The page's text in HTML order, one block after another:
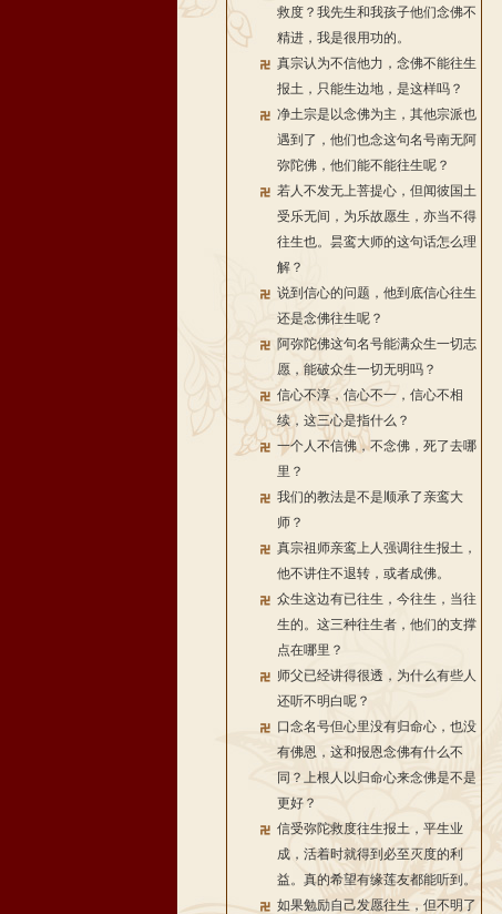
救度？我先生和我孩子他们念佛不
精进，我是很用功的。
真宗认为不信他力，念佛不能往生
报土，只能生边地，是这样吗？
净土宗是以念佛为主，其他宗派也
遇到了，他们也念这句名号南无阿
弥陀佛，他们能不能往生呢？
若人不发无上菩提心，但闻彼国土
受乐无间，为乐故愿生，亦当不得
往生也。昙鸾大师的这句话怎么理
解？
说到信心的问题，他到底信心往生
还是念佛往生呢？
阿弥陀佛这句名号能满众生一切志
愿，能破众生一切无明吗？
信心不淳，信心不一，信心不相
续，这三心是指什么？
一个人不信佛，不念佛，死了去哪
里？
我们的教法是不是顺承了亲鸾大
师？
真宗祖师亲鸾上人强调往生报土，
他不讲住不退转，或者成佛。
众生这边有已往生，今往生，当往
生的。这三种往生者，他们的支撑
点在哪里？
师父已经讲得很透，为什么有些人
还听不明白呢？
口念名号但心里没有归命心，也没
有佛恩，这和报恩念佛有什么不
同？上根人以归命心来念佛是不是
更好？
信受弥陀救度往生报土，平生业
成，活着时就得到必至灭度的利
益。真的希望有缘莲友都能听到。
如果勉励自己发愿往生，但不明了